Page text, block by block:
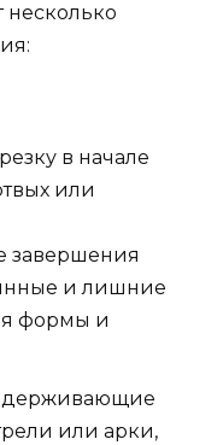
несколько
в начале
или
завершения
и лишние
формы и
или арки,